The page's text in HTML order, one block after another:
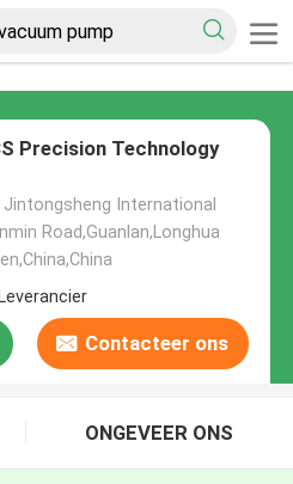
Precision Technology
Jintongsheng International
Road,Guanlan,Longhua
Contacteer ons
ONGEVEER ONS